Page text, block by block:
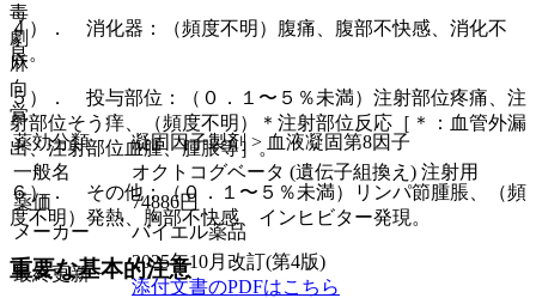
４）． 消化器：（頻度不明）腹痛、腹部不快感、消化不
良。
５）． 投与部位：（０．１〜５％未満）注射部位疼痛、注
射部位そう痒、（頻度不明）＊注射部位反応［＊：血管外漏
出、注射部位血腫、腫脹等］。
６）． その他：（０．１〜５％未満）リンパ節腫脹、（頻
度不明）発熱、胸部不快感、インヒビター発現。
重要な基本的注意
毒
劇
麻
向
覚
薬効分類
凝固因子製剤 > 血液凝固第8因子
一般名
オクトコグベータ (遺伝子組換え) 注射用
薬価
74886円
メーカー
バイエル薬品
最終更新
2025年10月改訂(第4版)
添付文書のPDFはこちら